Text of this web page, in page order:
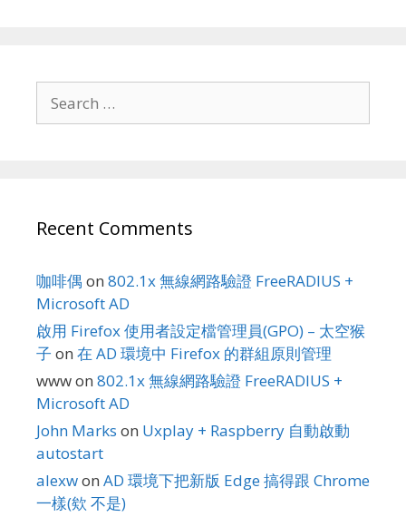
for:
Recent Comments
咖啡偶 on 802.1x 無線網路驗證 FreeRADIUS +
Microsoft AD
啟用 Firefox 使用者設定檔管理員(GPO) – 太空猴
子 on 在 AD 環境中 Firefox 的群組原則管理
wwwon 802.1x 無線網路驗證 FreeRADIUS +
Microsoft AD
John Marks on Uxplay + Raspberry 自動啟動
autostart
alexwon AD 環境下把新版 Edge 搞得跟 Chrome
一樣(欸 不是)